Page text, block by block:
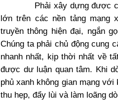
Phải xây dựng được các
lớn trên các nền tảng mạng
truyền thông hiện đại, ngắn
Chúng ta phải chủ động cung
nhanh nhất, kịp thời nhất về
được dư luận quan tâm. Khi
phủ xanh không gian mạng
thu hẹp, đẩy lùi và làm loãng